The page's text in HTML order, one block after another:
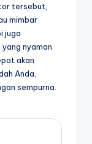
tersebut,
mimbar
juga
nyaman
akan
Anda,
sempurna.